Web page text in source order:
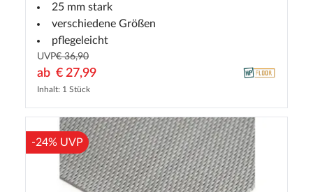
25 mm stark
verschiedene Größen
pflegeleicht
UVP€ 36,90
ab € 27,99
Inhalt: 1 Stück
-24% UVP